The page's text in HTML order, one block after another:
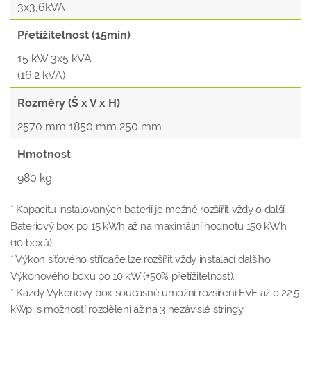
3x3,6kVA
Přetížitelnost (15min)
15 kW 3x5 kVA
(16.2 kVA)
Rozměry (Š x V x H)
2570 mm 1850 mm 250 mm
Hmotnost
980 kg
* Kapacitu instalovaných baterií je možné rozšířit vždy o další
Bateriový box po 15 kWh až na maximální hodnotu 150 kWh
(10 boxů).
* Výkon síťového střídače lze rozšířit vždy instalací dalšího
Výkonového boxu po 10 kW (+50% přetížitelnost).
* Každý Výkonový box současně umožní rozšíření FVE až o 22,5
kWp, s možností rozdělení až na 3 nezávislé stringy